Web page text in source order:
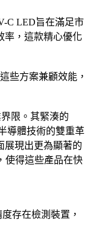
C LED旨在滿足市
率，這款精心優化
些方案兼顧效能，
限。其緊湊的
導體技術的雙重革
展現出更為顯著的
使得這些產品在快
存在檢測裝置，